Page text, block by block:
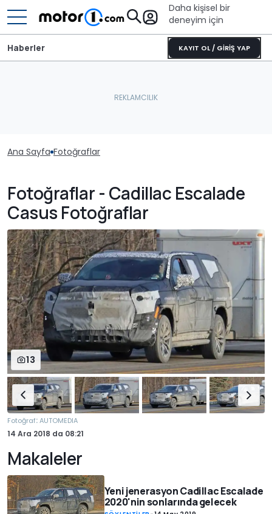
Daha kişisel bir
deneyim için
KAYIT OL / GİRİŞ YAP
Haberler
Ana Sayfa Fotoğraflar
Fotoğraflar - Cadillac Escalade
Casus Fotoğraflar
13
Fotoğraf:AUTOMEDIA
14 Ara 2018 da 08:21
Makaleler
Yeni jenerasyon Cadillac Escalade
2020'nin sonlarında gelecek